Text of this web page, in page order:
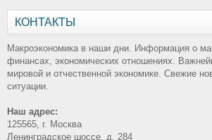
КОНТАКТЫ
Макроэкономика в наши дни. Информация о
финансах, экономических отношениях.
мировой и отчественной экономике. Свежие
ситуации.
Наш адрес:
125565, г. Москва
Ленинградское шоссе, д. 284